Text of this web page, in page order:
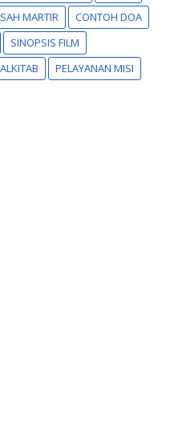
MARTIR
CONTOH DOA
SINOPSIS FILM
ALKITAB
PELAYANAN MISI